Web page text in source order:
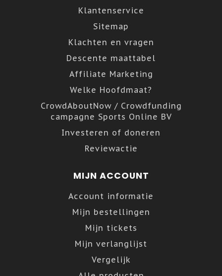
Klantenservice
Sitemap
Klachten en vragen
Descente maattabel
Affiliate Marketing
Welke Hoofdmaat?
CrowdAboutNow / Crowdfunding
campagne Sports Online BV
Investeren of doneren
Reviewactie
MIJN ACCOUNT
Account informatie
Mijn bestellingen
Mijn tickets
Mijn verlanglijst
Vergelijk